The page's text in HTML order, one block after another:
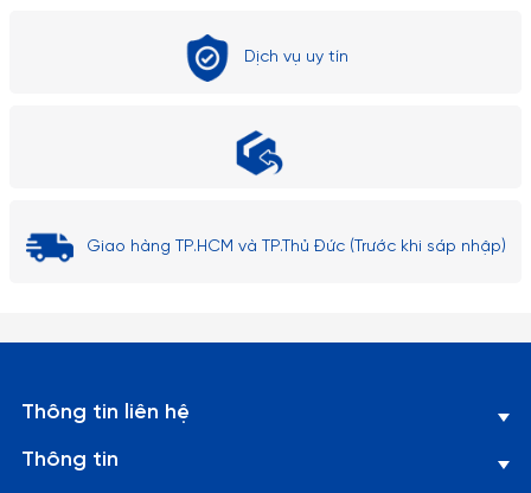
Dịch vụ uy tín
Giao hàng TP.HCM và TP.Thủ Đức (Trước khi sáp nhập)
Thông tin liên hệ
Thông tin